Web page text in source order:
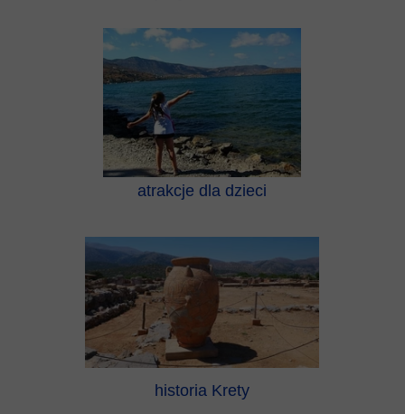
atrakcje dla dzieci
historia Krety